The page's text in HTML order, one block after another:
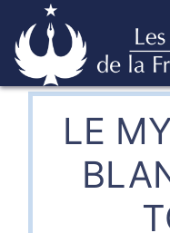
Skip
to Éditions de la
LE